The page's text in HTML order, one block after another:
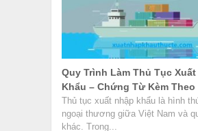
Quy Trình Làm Thủ Tục Xuất
Khẩu – Chứng Từ Kèm Theo
Thủ tục xuất nhập khẩu là hình
ngoại thương giữa Việt Nam và
khác. Trong...